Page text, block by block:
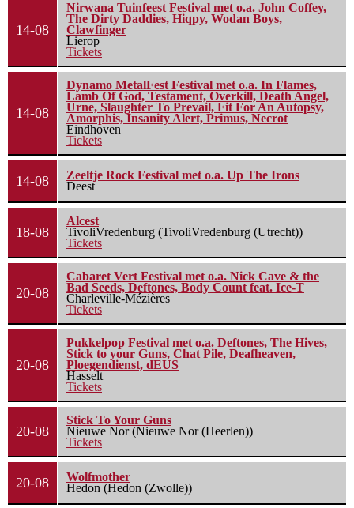
14-08
Nirwana Tuinfeest Festival met o.a. John Coffey,
The Dirty Daddies, Hiqpy, Wodan Boys,
Clawfinger
Lierop
Tickets
14-08
Dynamo MetalFest Festival met o.a. In Flames,
Lamb Of God, Testament, Overkill, Death Angel,
Urne, Slaughter To Prevail, Fit For An Autopsy,
Amorphis, Insanity Alert, Primus, Necrot
Eindhoven
Tickets
14-08
Zeeltje Rock Festival met o.a. Up The Irons
Deest
18-08
Alcest
TivoliVredenburg (TivoliVredenburg (Utrecht))
Tickets
20-08
Cabaret Vert Festival met o.a. Nick Cave & the
Bad Seeds, Deftones, Body Count feat. Ice-T
Charleville-Mézières
Tickets
20-08
Pukkelpop Festival met o.a. Deftones, The Hives,
Stick to your Guns, Chat Pile, Deafheaven,
Ploegendienst, dEUS
Hasselt
Tickets
20-08
Stick To Your Guns
Nieuwe Nor (Nieuwe Nor (Heerlen))
Tickets
20-08
Wolfmother
Hedon (Hedon (Zwolle))